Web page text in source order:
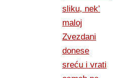
sliku, nek’
maloj
Zvezdani
donese
sreću i vrati